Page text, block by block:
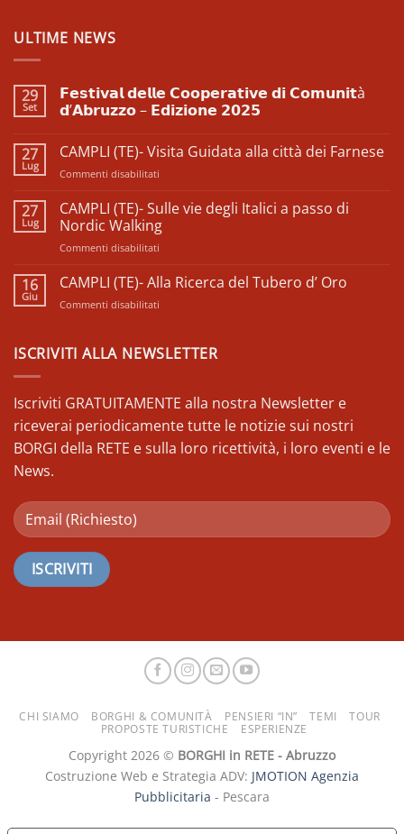
ULTIME NEWS
29
Set
𝗙𝗲𝘀𝘁𝗶𝘃𝗮𝗹 𝗱𝗲𝗹𝗹𝗲 𝗖𝗼𝗼𝗽𝗲𝗿𝗮𝘁𝗶𝘃𝗲 𝗱𝗶 𝗖𝗼𝗺𝘂𝗻𝗶𝘁à
𝗱’𝗔𝗯𝗿𝘂𝘇𝘇𝗼 – 𝗘𝗱𝗶𝘇𝗶𝗼𝗻𝗲 𝟮𝟬𝟮𝟱
su
𝗱𝗲𝗹𝗹𝗲
𝗖𝗼𝗺𝘂𝗻𝗶𝘁à
𝗱’𝗔𝗯𝗿𝘂𝘇𝘇𝗼
–
𝗘𝗱𝗶𝘇𝗶𝗼𝗻𝗲
27
Lug
CAMPLI (TE)- Visita Guidata alla città dei Farnese
Commenti disabilitati
(TE)-
Guidata
dei
27
Lug
CAMPLI (TE)- Sulle vie degli Italici a passo di
Nordic Walking
Commenti disabilitati
(TE)-
a
Nordic
16
Giu
CAMPLI (TE)- Alla Ricerca del Tubero d’ Oro
Commenti disabilitati
Alla
Tubero
d’
Oro
ISCRIVITI ALLA NEWSLETTER
Iscriviti GRATUITAMENTE alla nostra Newsletter e
riceverai periodicamente tutte le notizie sui nostri
BORGI della RETE e sulla loro ricettività, i loro eventi e le
News.
CHI SIAMO BORGHI & COMUNITÀ PENSIERI “IN” TEMI
TOUR
PROPOSTE TURISTICHE
ESPERIENZE
Copyright 2026 © BORGHI in RETE - Abruzzo
Costruzione Web e Strategia ADV: JMOTION Agenzia
Pubblicitaria - Pescara